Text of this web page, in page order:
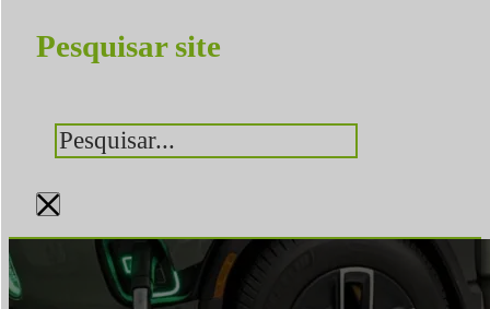
Pesquisar site
Pesquisar
×